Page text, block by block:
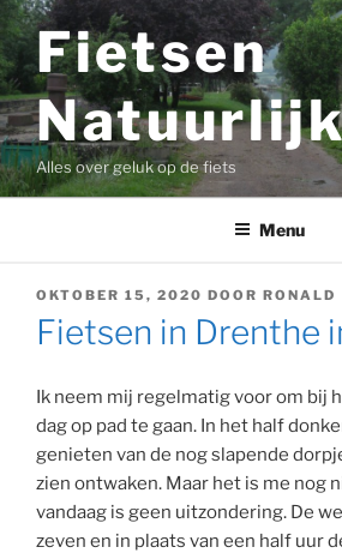
Ga
naar
de
inhoud
Fietsen
Alles over geluk op de fiets
Menu
GEPLAATST
OP
OKTOBER 15, 2020 DOOR RONALD
Fietsen in Drenthe
Ik neem mij regelmatig voor om bij
dag op pad te gaan. In het half
genieten van de nog slapende
zien ontwaken. Maar het is me nog
vandaag is geen uitzondering. De
zeven en in plaats van een half uur